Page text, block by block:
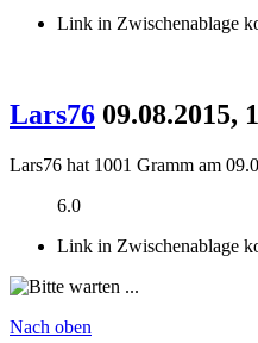
Link in Zwischenablage
Lars76 09.08.2015,
Lars76 hat 1001 Gramm am
6.0
Link in Zwischenablage
Nach oben